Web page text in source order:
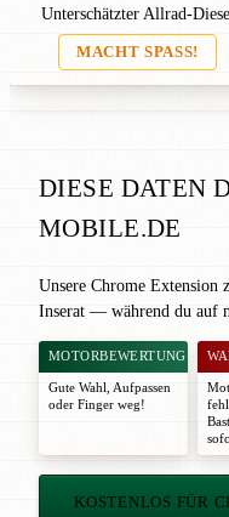
Unterschätzter Allrad-
MACHT SPASS!
DIESE DATEN
MOBILE.DE
Unsere Chrome
Inserat — während du auf
MOTORBEWERTUNG
Gute Wahl
Aufpassen
oder Finger weg!
KOSTENLOS FÜR